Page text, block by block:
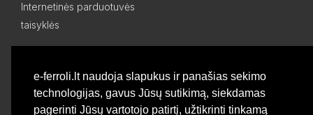
e-ferroli.lt naudoja slapukus ir panašias sekimo
technologijas, gavus Jūsų sutikimą, siekdamas
pagerinti Jūsų vartotojo patirtį, užtikrinti tinkamą
Internetinės parduotuvės
taisyklės
Asmeninis kabinetas
Pageidavimų sąrašas